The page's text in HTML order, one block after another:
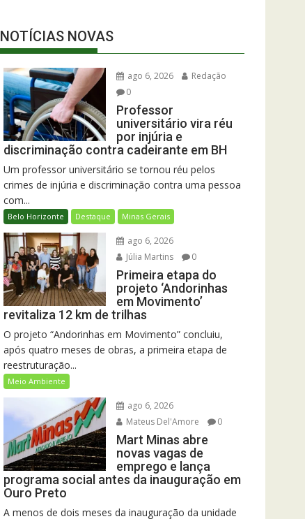
NOTÍCIAS NOVAS
ago 6, 2026
Redação
0
Professor
universitário vira réu
por injúria e
discriminação contra cadeirante em BH
Um professor universitário se tornou réu pelos
crimes de injúria e discriminação contra uma pessoa
com...
Belo Horizonte Destaque Minas Gerais
ago 6, 2026
Júlia Martins
0
Primeira etapa do
projeto ‘Andorinhas
em Movimento’
revitaliza 12 km de trilhas
O projeto “Andorinhas em Movimento” concluiu,
após quatro meses de obras, a primeira etapa de
reestruturação...
Meio Ambiente
ago 6, 2026
Mateus Del'Amore
0
Mart Minas abre
novas vagas de
emprego e lança
programa social antes da inauguração em
Ouro Preto
A menos de dois meses da inauguração da unidade